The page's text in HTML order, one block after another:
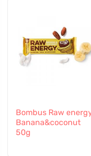
Bombus Raw
Banana&coconut
50g